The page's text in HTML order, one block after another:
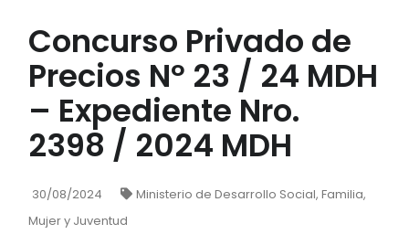
Concurso Privado de
Precios Nº 23 / 24 MDH
– Expediente Nro.
2398 / 2024 MDH
30/08/2024
Ministerio de Desarrollo Social, Familia,
Mujer y Juventud